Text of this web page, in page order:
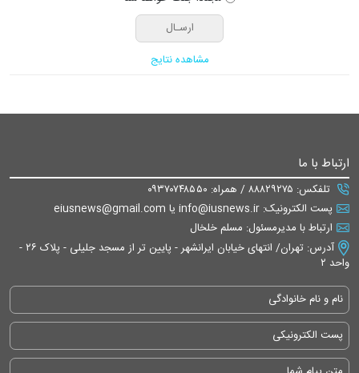
مشاهده نتایج
ارتباط با ما
تلفکس: ۸۸۸۲۹۲۷۵ / همراه: ۰۹۳۷۰۷۴۸۵۵۰
پست الکترونیک: info@iusnews.ir یا eiusnews@gmail.com
ارتباط با مدیرمسئول: مسلم خلخال
آدرس: تهران/ انتهای خیابان ایرانشهر - پایین تر از مسجد جلیلی - پلاک ۲۶ -
واحد ۲